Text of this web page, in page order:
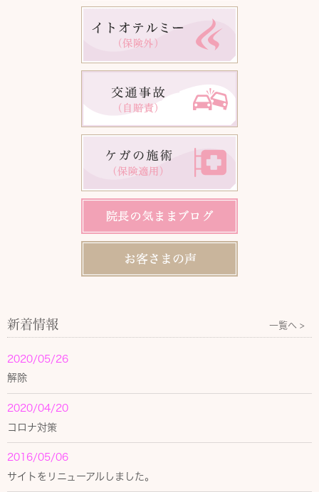
新着情報 一覧へ >
2020/05/26
解除
2020/04/20
コロナ対策
2016/05/06
サイトをリニューアルしました。